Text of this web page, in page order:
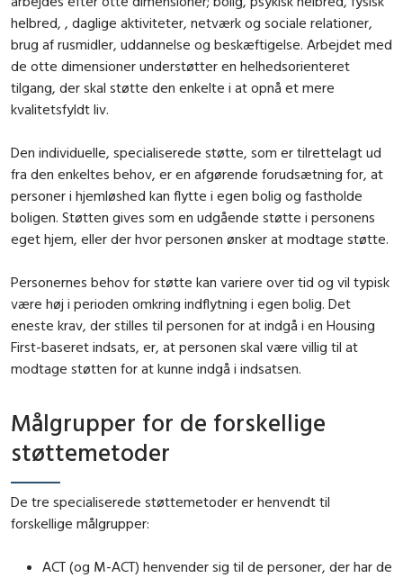
helbred, , daglige aktiviteter, netværk og sociale relationer,
brug af rusmidler, uddannelse og beskæftigelse. Arbejdet med
de otte dimensioner understøtter en helhedsorienteret
tilgang, der skal støtte den enkelte i at opnå et mere
kvalitetsfyldt liv.
Den individuelle, specialiserede støtte, som er tilrettelagt ud
fra den enkeltes behov, er en afgørende forudsætning for, at
personer i hjemløshed kan flytte i egen bolig og fastholde
boligen. Støtten gives som en udgående støtte i personens
eget hjem, eller der hvor personen ønsker at modtage støtte.
Personernes behov for støtte kan variere over tid og vil typisk
være høj i perioden omkring indflytning i egen bolig. Det
eneste krav, der stilles til personen for at indgå i en Housing
First-baseret indsats, er, at personen skal være villig til at
modtage støtten for at kunne indgå i indsatsen.
Målgrupper for de forskellige
støttemetoder
De tre specialiserede støttemetoder er henvendt til
forskellige målgrupper:
ACT (og M-ACT) henvender sig til de personer, der har de